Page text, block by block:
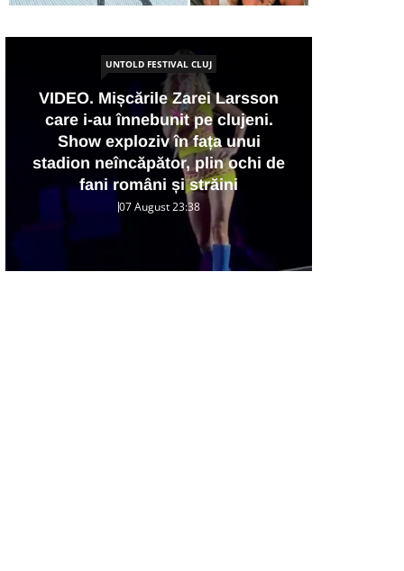
UNTOLD FESTIVAL CLUJ
VIDEO. Mișcările Zarei Larsson
care i-au înnebunit pe clujeni.
Show exploziv în fața unui
stadion neîncăpător, plin ochi de
fani români și străini
07 August 23:38